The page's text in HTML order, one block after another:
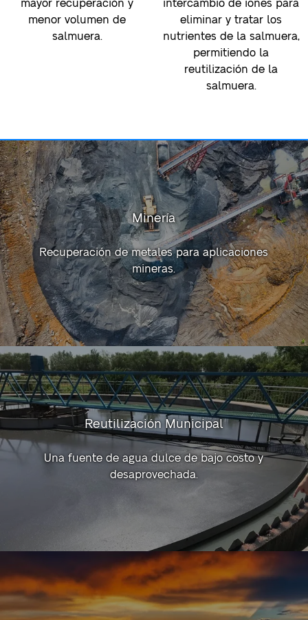
mayor recuperación y
menor volumen de
salmuera.
intercambio de iones para
eliminar y tratar los
nutrientes de la salmuera,
permitiendo la
reutilización de la
salmuera.
Minería
Recuperación de metales para aplicaciones
mineras.
Reutilización Municipal
Una fuente de agua dulce de bajo costo y
desaprovechada.